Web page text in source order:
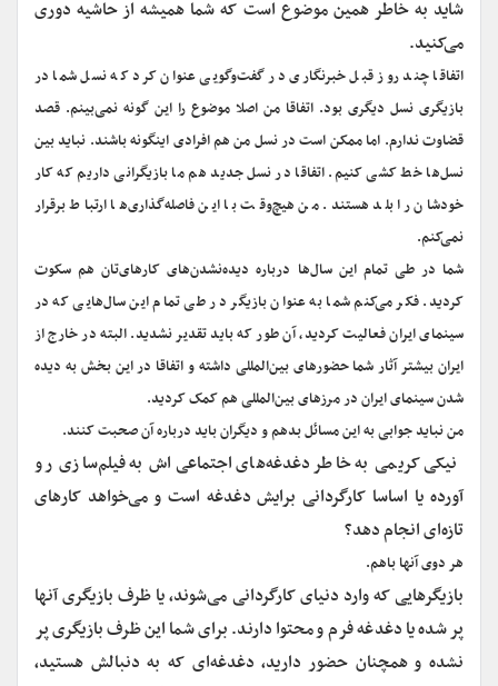
شاید به خاطر همین موضوع است که شما همیشه از حاشیه دوری
می‌کنید.
اتفاقا چند روز قبل خبرنگاری در گفت‌وگویی عنوان کرد که نسل شما در
بازیگری نسل دیگری بود. اتفاقا من اصلا موضوع را این گونه نمی‌بینم. قصد
قضاوت ندارم. اما ممکن است در نسل من هم افرادی اینگونه باشند. نباید بین
نسل‌ها خط کشی کنیم. اتفاقا در نسل جدید هم ما بازیگرانی داریم که کار
خودشان را بلد هستند. من هیچ‌وقت با این فاصله‌گذاری‌ها ارتباط برقرار
نمی‌کنم.
شما در طی تمام این سال‌ها درباره دیده‌نشدن‌های کارهای‌تان هم سکوت
کردید. فکر می‌کنم شما به عنوان بازیگر در طی تمام این سال‌هایی که در
سینمای ایران فعالیت کردید، آن طور که باید تقدیر نشدید. البته در خارج از
ایران بیشتر آثار شما حضورهای بین‌المللی داشته و اتفاقا در این بخش به دیده
شدن سینمای ایران در مرزهای بین‌المللی هم کمک کردید.
من نباید جوابی به این مسائل بدهم و دیگران باید درباره آن صحبت کنند.
نیکی کریمی به خاطر دغدغه‌های اجتماعی‌اش به فیلم‌سازی رو
آورده یا اساسا کارگردانی برایش دغدغه است و می‌خواهد کارهای
تازه‌ای انجام دهد؟
هر دوی آنها باهم.
بازیگرهایی که وارد دنیای کارگردانی می‌شوند، یا ظرف بازیگری آنها
پر شده یا دغدغه فرم و محتوا دارند. برای شما این ظرف بازیگری پر
نشده و همچنان حضور دارید، دغدغه‌ای که به دنبالش هستید،